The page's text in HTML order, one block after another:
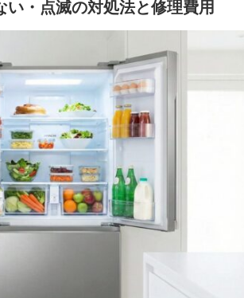
い・点滅の対処法と修理費用